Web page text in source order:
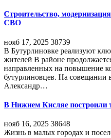
Строительство,
СВО
нояб 17, 2025 38739
В Бутурлиновке реализуют
жителей В районе
направленных на повышение
бутурлиновцев. На совещании
Александр…
В Нижнем Кисляе построили
нояб 16, 2025 38648
Жизнь в малых городах и